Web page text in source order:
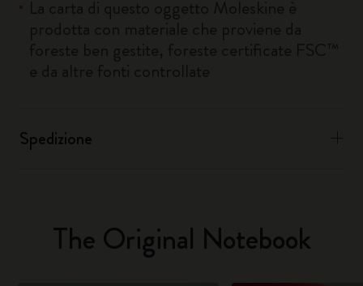
Spedizione
The Original Notebook